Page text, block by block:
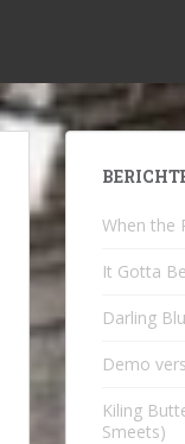
When the
It Gotta
Darling
Demo
Kiling
Smeets)